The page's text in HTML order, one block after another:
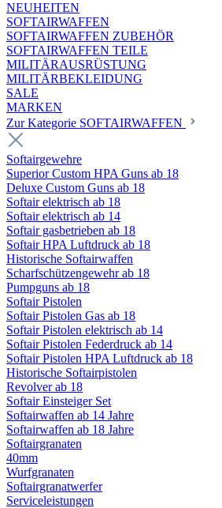
NEUHEITEN
SOFTAIRWAFFEN
SOFTAIRWAFFEN ZUBEHÖR
SOFTAIRWAFFEN TEILE
MILITÄRAUSRÜSTUNG
MILITÄRBEKLEIDUNG
SALE
MARKEN
Zur Kategorie SOFTAIRWAFFEN
Softairgewehre
Superior Custom HPA Guns ab 18
Deluxe Custom Guns ab 18
Softair elektrisch ab 18
Softair elektrisch ab 14
Softair gasbetrieben ab 18
Softair HPA Luftdruck ab 18
Historische Softairwaffen
Scharfschützengewehr ab 18
Pumpguns ab 18
Softair Pistolen
Softair Pistolen Gas ab 18
Softair Pistolen elektrisch ab 14
Softair Pistolen Federdruck ab 14
Softair Pistolen HPA Luftdruck ab 18
Historische Softairpistolen
Revolver ab 18
Softair Einsteiger Set
Softairwaffen ab 14 Jahre
Softairwaffen ab 18 Jahre
Softairgranaten
40mm
Wurfgranaten
Softairgranatwerfer
Serviceleistungen